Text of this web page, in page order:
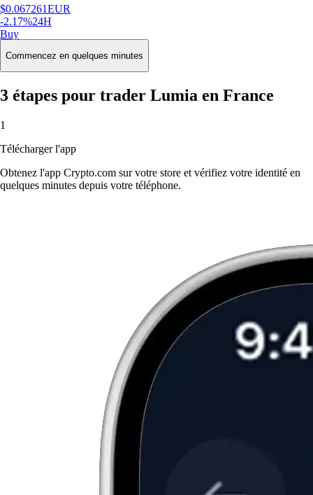
$0.067261EUR
-2.17%24H
Buy
Commencez en quelques minutes
3 étapes pour trader Lumia en France
1
Télécharger l'app
Obtenez l'app Crypto.com sur votre store et vérifiez votre identité en
quelques minutes depuis votre téléphone.